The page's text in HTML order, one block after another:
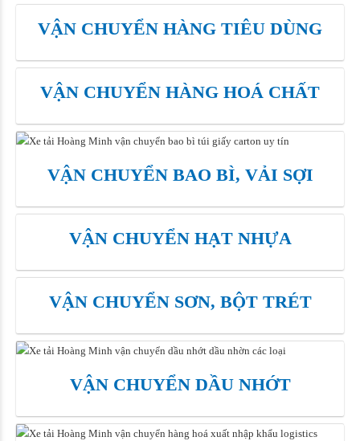
VẬN CHUYỂN HÀNG TIÊU DÙNG
VẬN CHUYỂN HÀNG HOÁ CHẤT
VẬN CHUYỂN BAO BÌ, VẢI SỢI
VẬN CHUYỂN HẠT NHỰA
VẬN CHUYỂN SƠN, BỘT TRÉT
VẬN CHUYỂN DẦU NHỚT